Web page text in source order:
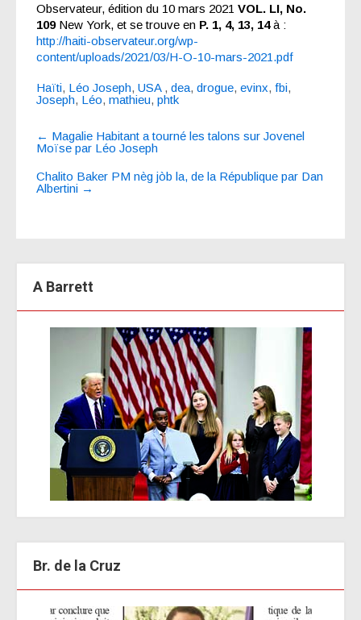
Observateur, édition du 10 mars 2021 VOL. LI, No.
109New York, et se trouve en P. 1, 4, 13, 14à :
http://haiti-observateur.org/wp-
content/uploads/2021/03/H-O-10-mars-2021.pdf
Haïti, Léo Joseph, USA , dea, drogue, evinx, fbi,
Joseph, Léo, mathieu, phtk
navigation
← Magalie Habitant a tourné les talons sur Jovenel
Moïse par Léo Joseph
Chalito Baker PM nèg jòb la, de la République par Dan
Albertini →
A Barrett
Br. de la Cruz